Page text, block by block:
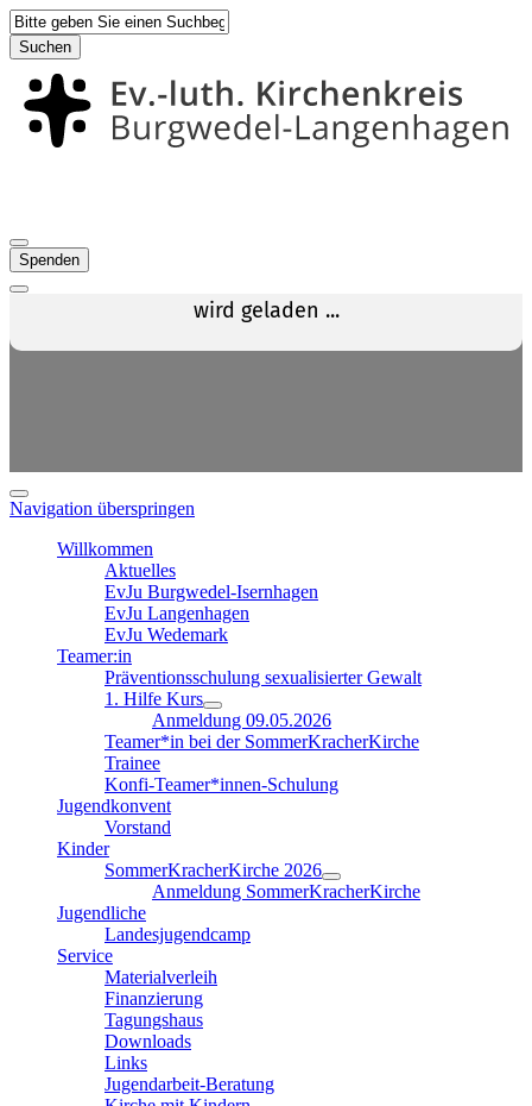
Suchen
Spenden
Navigation überspringen
Willkommen
Aktuelles
EvJu Burgwedel-Isernhagen
EvJu Langenhagen
EvJu Wedemark
Teamer:in
Präventionsschulung sexualisierter Gewalt
1. Hilfe Kurs
Anmeldung 09.05.2026
Teamer*in bei der SommerKracherKirche
Trainee
Konfi-Teamer*innen-Schulung
Jugendkonvent
Vorstand
Kinder
SommerKracherKirche 2026
Anmeldung SommerKracherKirche
Jugendliche
Landesjugendcamp
Service
Materialverleih
Finanzierung
Tagungshaus
Downloads
Links
Jugendarbeit-Beratung